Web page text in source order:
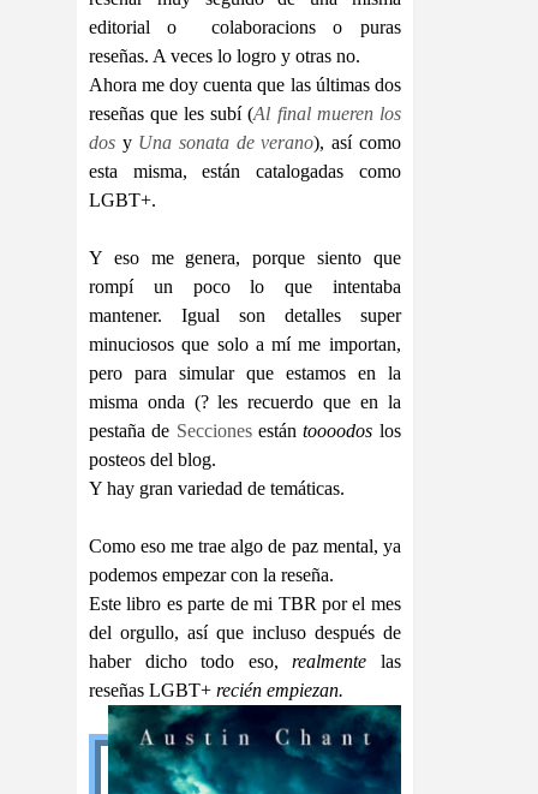
editorial o colaboracions o puras
reseñas. A veces lo logro y otras no.
Ahora me doy cuenta que las últimas dos
reseñas que les subí (Al final mueren los
dos y Una sonata de verano), así como
esta misma, están catalogadas como
LGBT+.
Y eso me genera, porque siento que
rompí un poco lo que intentaba
mantener. Igual son detalles super
minuciosos que solo a mí me importan,
pero para simular que estamos en la
misma onda (? les recuerdo que en la
pestaña de Seccionesestántoooodos los
posteos del blog.
Y hay gran variedad de temáticas.
Como eso me trae algo de paz mental, ya
podemos empezar con la reseña.
Este libro es parte de mi TBR por el mes
del orgullo, así que incluso después de
haber dicho todo eso,realmente las
reseñas LGBT+ recién empiezan.